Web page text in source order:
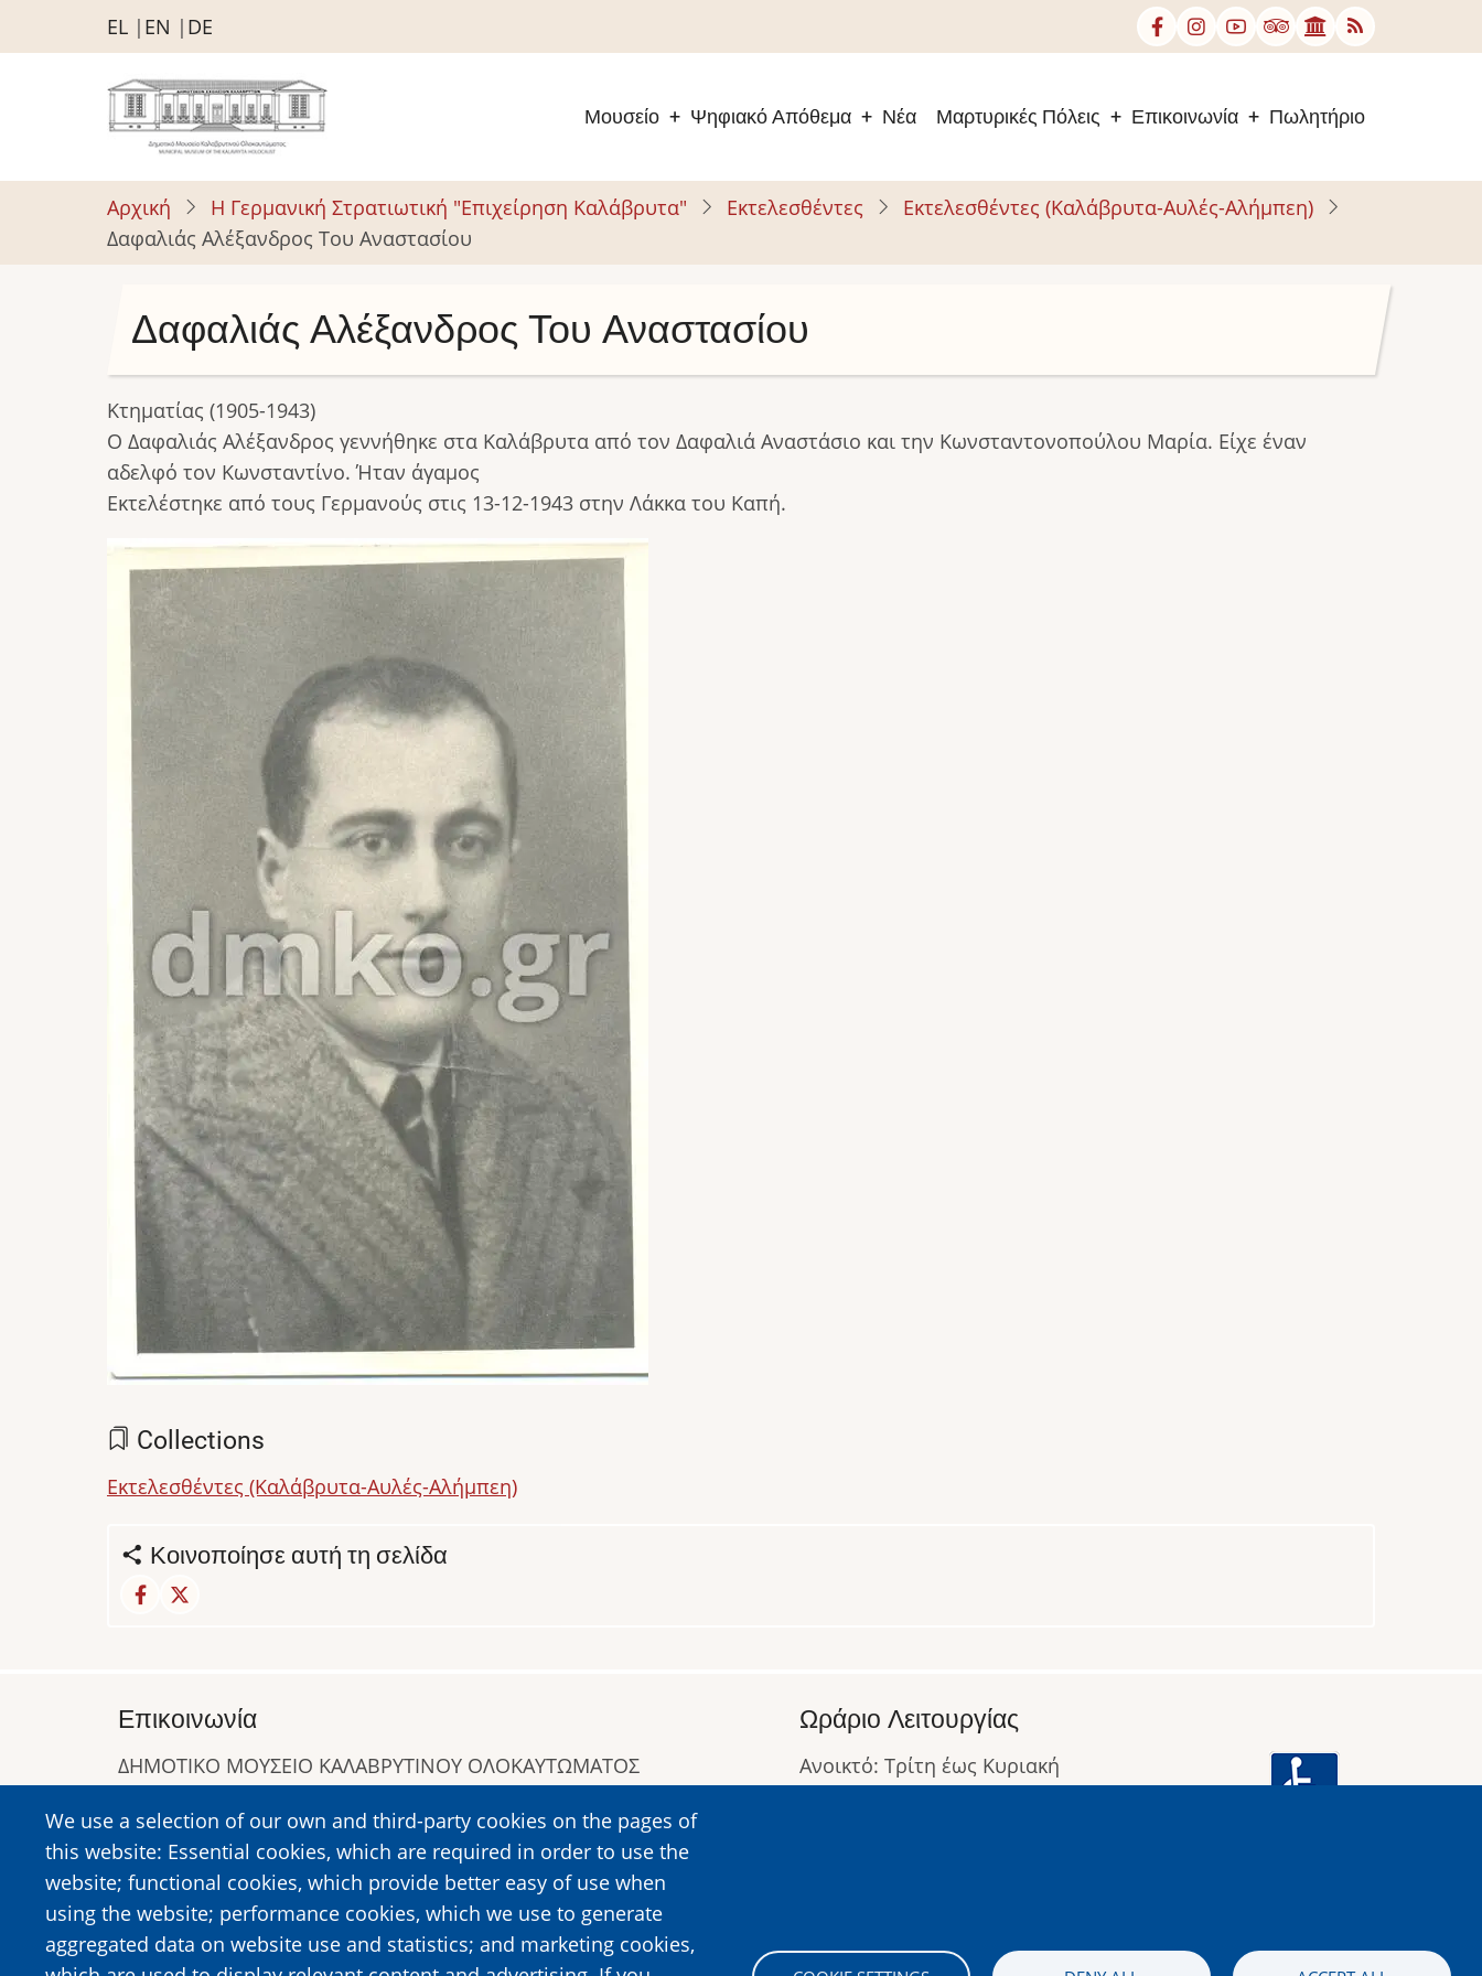
Παράκαμψη
προς
περιεχόμενο
EL EN DE
Μουσείο Ψηφιακό Απόθεμα Νέα Μαρτυρικές Πόλεις Επικοινωνία Πωλητήριο
Αρχική Η Γερμανική Στρατιωτική "Επιχείρηση Καλάβρυτα" Εκτελεσθέντες
Εκτελεσθέντες (Καλάβρυτα-Αυλές-Αλήμπεη)
Δαφαλιάς Αλέξανδρος Του Αναστασίου
Δαφαλιάς Αλέξανδρος Του Αναστασίου
Κτηματίας (1905-1943)
Ο Δαφαλιάς Αλέξανδρος γεννήθηκε στα Καλάβρυτα από τον Δαφαλιά Αναστάσιο και την Κωνσταντονοπούλου Μαρία. Είχε έναν
αδελφό τον Κωνσταντίνο. Ήταν άγαμος
Εκτελέστηκε από τους Γερμανούς στις 13-12-1943 στην Λάκκα του Καπή.
Image
Collections
Εκτελεσθέντες (Καλάβρυτα-Αυλές-Αλήμπεη)
Κοινοποίησε αυτή τη σελίδα
We use a selection of our own and third-party cookies on the pages of
this website: Essential cookies, which are required in order to use the
website; functional cookies, which provide better easy of use when
using the website; performance cookies, which we use to generate
aggregated data on website use and statistics; and marketing cookies,
Επικοινωνία
ΔΗΜΟΤΙΚΟ ΜΟΥΣΕΙΟ ΚΑΛΑΒΡΥΤΙΝΟΥ ΟΛΟΚΑΥΤΩΜΑΤΟΣ
Τηλ:2692023646, 2692360220
https://www.dmko.gr || info@dmko.gr
Ωράριο Λειτουργίας
Ανοικτό: Τρίτη έως Κυριακή
Image Image Image Image